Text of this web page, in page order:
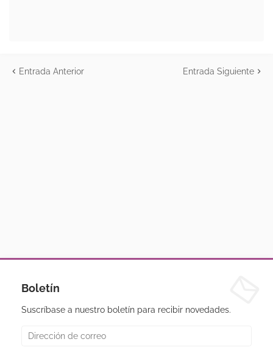
Entrada Anterior Entrada Siguiente
Boletín
Suscríbase a nuestro boletín para recibir novedades.